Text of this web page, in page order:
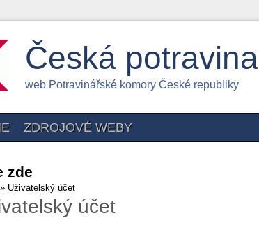
Česká potravina
web Potravinářské komory České republiky
ZDROJOVÉ WEBY
zde
» Uživatelský účet
účet